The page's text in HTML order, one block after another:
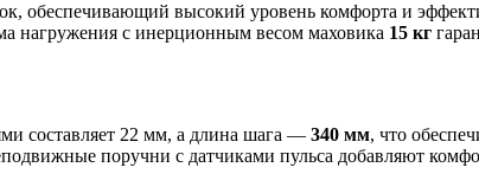
обеспечивающий высокий уровень комфорта и
нагружения с инерционным весом маховика 15 кг
составляет 22 мм, а длина шага — 340 мм, что
поручни с датчиками пульса добавляют